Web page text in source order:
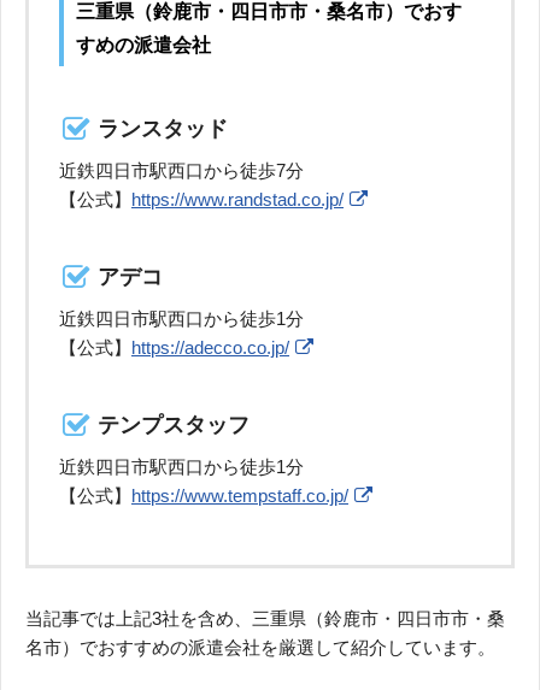
三重県（鈴鹿市・四日市市・桑名市）でおす
すめの派遣会社
ランスタッド
近鉄四日市駅西口から徒歩7分
【公式】 https://www.randstad.co.jp/
アデコ
近鉄四日市駅西口から徒歩1分
【公式】 https://adecco.co.jp/
テンプスタッフ
近鉄四日市駅西口から徒歩1分
【公式】 https://www.tempstaff.co.jp/
当記事では上記3社を含め、三重県（鈴鹿市・四日市市・桑
名市）でおすすめの派遣会社を厳選して紹介しています。